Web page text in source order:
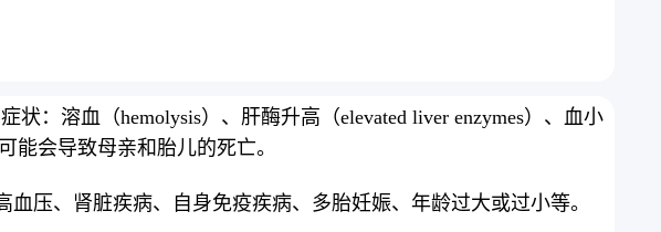
：溶血（hemolysis）、肝酶升高（elevated liver enzymes）、血小
能会导致母亲和胎儿的死亡。
压、肾脏疾病、自身免疫疾病、多胎妊娠、年龄过大或过小等。